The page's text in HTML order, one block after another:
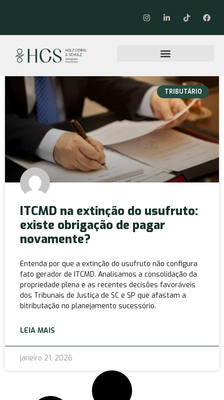
TRIBUTÁRIO
ITCMD na extinção do usufruto:
existe obrigação de pagar
novamente?
Entenda por que a extinção do usufruto não configura
fato gerador de ITCMD. Analisamos a consolidação da
propriedade plena e as recentes decisões favoráveis
dos Tribunais de Justiça de SC e SP que afastam a
bitributação no planejamento sucessório.
LEIA MAIS
janeiro 21, 2026